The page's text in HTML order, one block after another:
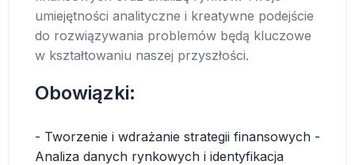
umiejętności analityczne i kreatywne podejście
do rozwiązywania problemów będą kluczowe
w kształtowaniu naszej przyszłości.
Obowiązki:
- Tworzenie i wdrażanie strategii finansowych -
Analiza danych rynkowych i identyfikacja